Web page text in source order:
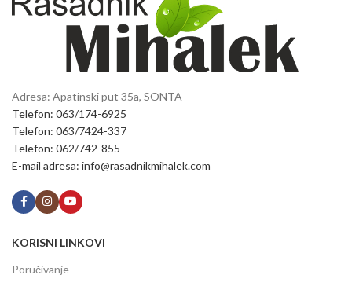
Adresa: Apatinski put 35a, SONTA
Telefon: 063/174-6925
Telefon: 063/7424-337
Telefon: 062/742-855
E-mail adresa: info@rasadnikmihalek.com
KORISNI LINKOVI
Poručivanje